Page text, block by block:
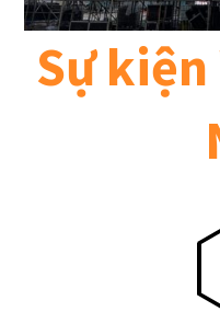
Sự kiện